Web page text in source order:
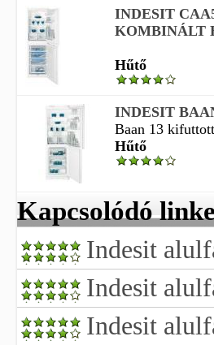
INDESIT
KOMBINÁLT
Hűtő
INDESIT
Baan 13
Hűtő
Kapcsolódó
Indesit
Indesit
Indesit